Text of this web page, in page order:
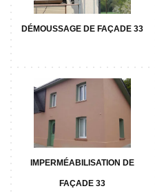
DÉMOUSSAGE DE FAÇADE 33
IMPERMÉABILISATION DE
FAÇADE 33